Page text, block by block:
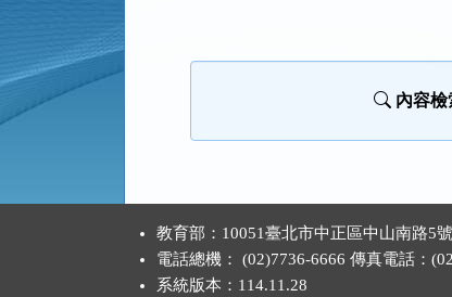
功
鈕
內容檢
教育部：10051臺北市中正區中山南路5
電話總機： (02)7736-6666 傳真電話：
系統版本： 114.11.28